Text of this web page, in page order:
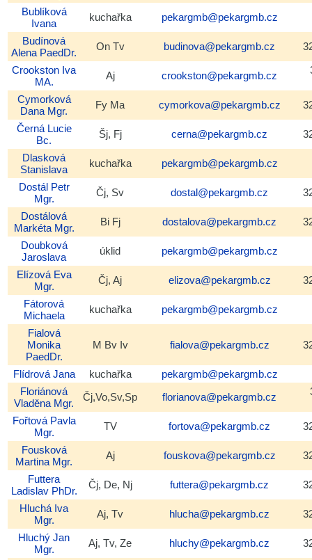
Bublíková
Ivana
kuchařka
pekargmb@pekargmb.cz
Budínová
Alena PaedDr.
On Tv budinova@pekargmb.cz
Crookston Iva
MA.
Aj crookston@pekargmb.cz
Cymorková
Dana Mgr.
Fy Ma cymorkova@pekargmb.cz
Černá Lucie
Bc.
Šj, Fj cerna@pekargmb.cz
Dlasková
Stanislava
kuchařka
pekargmb@pekargmb.cz
Dostál Petr
Mgr.
Čj, Sv dostal@pekargmb.cz
Dostálová
Markéta Mgr.
Bi Fj dostalova@pekargmb.cz
Doubková
Jaroslava
úklid
pekargmb@pekargmb.cz
Elízová Eva
Mgr.
Čj, Aj elizova@pekargmb.cz
Fátorová
Michaela
kuchařka
pekargmb@pekargmb.cz
Fialová
Monika
PaedDr.
M Bv Iv fialova@pekargmb.cz
Flídrová Jana kuchařka
pekargmb@pekargmb.cz
Floriánová
Vladěna Mgr.
Čj,Vo,Sv,Sp florianova@pekargmb.cz
Fořtová Pavla
Mgr.
TV fortova@pekargmb.cz
Fousková
Martina Mgr.
Aj fouskova@pekargmb.cz
Futtera
Ladislav PhDr.
Čj, De, Nj futtera@pekargmb.cz
Hluchá Iva
Mgr.
Aj, Tv hlucha@pekargmb.cz
Hluchý Jan
Mgr.
Aj, Tv, Ze hluchy@pekargmb.cz